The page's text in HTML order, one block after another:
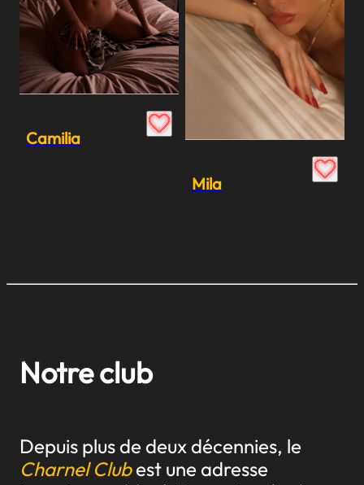
Camilia
Mila
Notre club
Depuis plus de deux décennies, le
Charnel Clubest une adresse